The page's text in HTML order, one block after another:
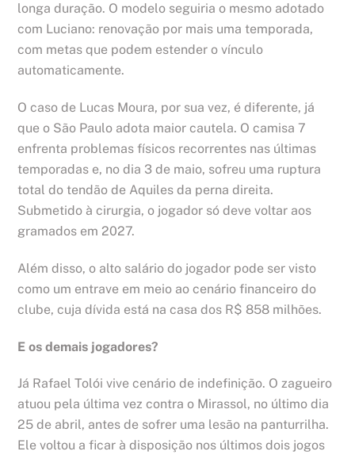
longa duração. O modelo seguiria o mesmo adotado
com Luciano: renovação por mais uma temporada,
com metas que podem estender o vínculo
automaticamente.
O caso de Lucas Moura, por sua vez, é diferente, já
que o São Paulo adota maior cautela. O camisa 7
enfrenta problemas físicos recorrentes nas últimas
temporadas e, no dia 3 de maio, sofreu uma ruptura
total do tendão de Aquiles da perna direita.
Submetido à cirurgia, o jogador só deve voltar aos
gramados em 2027.
Além disso, o alto salário do jogador pode ser visto
como um entrave em meio ao cenário financeiro do
clube, cuja dívida está na casa dos R$ 858 milhões.
E os demais jogadores?
Já Rafael Tolói vive cenário de indefinição. O zagueiro
atuou pela última vez contra o Mirassol, no último dia
25 de abril, antes de sofrer uma lesão na panturrilha.
Ele voltou a ficar à disposição nos últimos dois jogos